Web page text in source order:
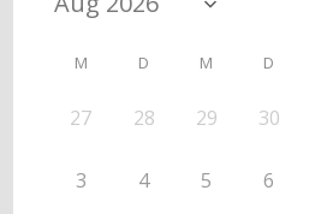
M D M D
27 28 29 30
3 4 5 6